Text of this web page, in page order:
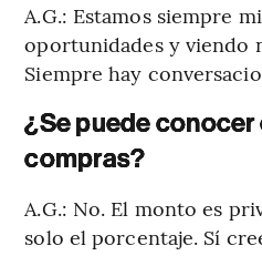
A.G.: Estamos siempre
oportunidades y viendo
Siempre hay
¿Se puede
compras?
A.G.: No. El monto es
solo el porcentaje. Sí